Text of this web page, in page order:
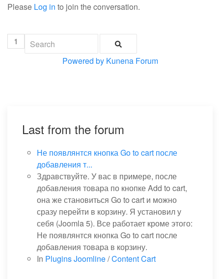
Please Log in to join the conversation.
1
Powered by Kunena Forum
Last from the forum
Не появлянтся кнопка Go to cart после
добавления т...
Здравствуйте. У вас в примере, после
добавления товара по кнопке Add to cart,
она же становиться Go to cart и можно
сразу перейти в корзину. Я установил у
себя (Joomla 5). Все работает кроме этого:
Не появлянтся кнопка Go to cart после
добавления товара в корзину.
In Plugins Joomline/Content Cart